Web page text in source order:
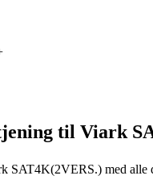
til Viark
SAT4K(2VERS.) med alle